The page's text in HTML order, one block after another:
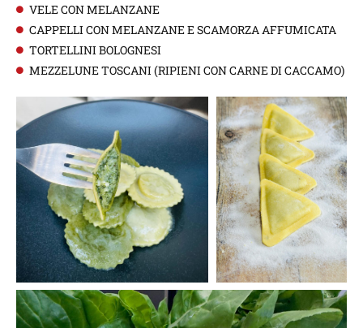
VELE CON MELANZANE
CAPPELLI CON MELANZANE E SCAMORZA AFFUMICATA
TORTELLINI BOLOGNESI
MEZZELUNE TOSCANI (RIPIENI CON CARNE DI CACCAMO)